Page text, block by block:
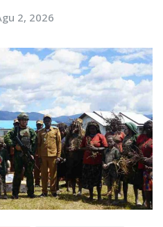
2, 2026